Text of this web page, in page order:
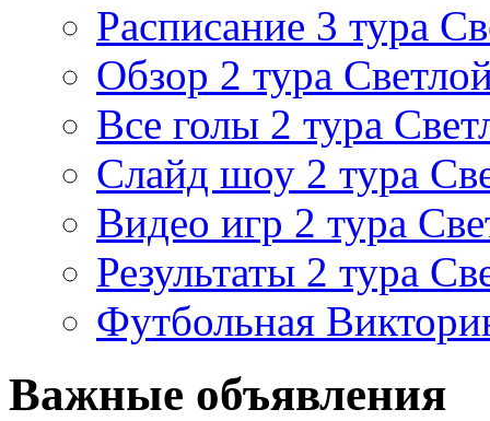
Расписание 3 тура
Обзор 2 тура
Все голы 2 тура
Слайд шоу 2 тура
Видео игр 2 тура
Результаты 2 тура
Футбольная
Важные объявления